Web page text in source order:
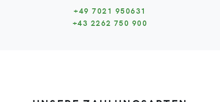
+49 7021 950631
+43 2262 750 900